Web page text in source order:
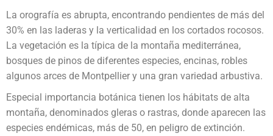
La orografía es abrupta, encontrando pendientes de más del
30% en las laderas y la verticalidad en los cortados rocosos.
La vegetación es la típica de la montaña mediterránea,
bosques de pinos de diferentes especies, encinas, robles
algunos arces de Montpellier y una gran variedad arbustiva.
Especial importancia botánica tienen los hábitats de alta
montaña, denominados gleras o rastras, donde aparecen las
especies endémicas, más de 50, en peligro de extinción.